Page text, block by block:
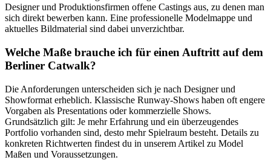
Designer und Produktionsfirmen offene Castings aus, zu denen man
sich direkt bewerben kann. Eine professionelle Modelmappe und
aktuelles Bildmaterial sind dabei unverzichtbar.
Welche Maße brauche ich für einen Auftritt auf dem
Berliner Catwalk?
Die Anforderungen unterscheiden sich je nach Designer und
Showformat erheblich. Klassische Runway-Shows haben oft engere
Vorgaben als Presentations oder kommerzielle Shows.
Grundsätzlich gilt: Je mehr Erfahrung und ein überzeugendes
Portfolio vorhanden sind, desto mehr Spielraum besteht. Details zu
konkreten Richtwerten findest du in unserem Artikel zu Model
Maßen und Voraussetzungen.